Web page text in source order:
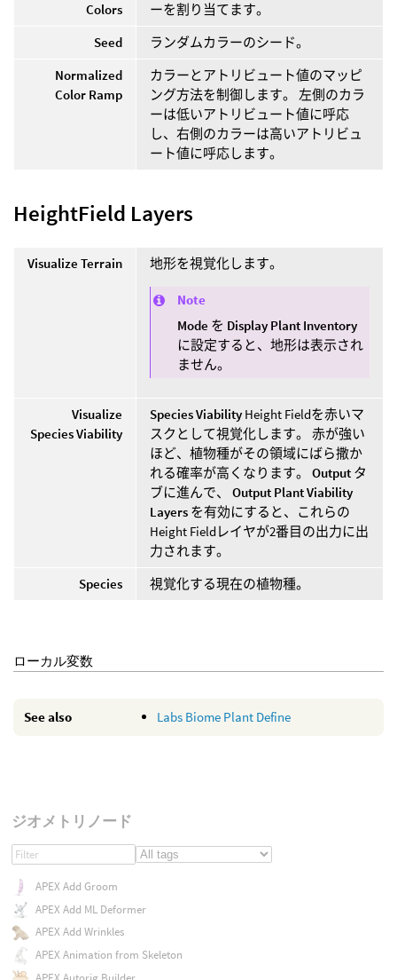
Colors
ーを割り当てます。
Seed
ランダムカラーのシード。
Normalized
Color Ramp
カラーとアトリビュート値のマッピ
ング方法を制御します。 左側のカラ
ーは低いアトリビュート値に呼応
し、右側のカラーは高いアトリビュ
ート値に呼応します。
HeightField Layers
Visualize Terrain 地形を視覚化します。
Note
Mode を Display Plant Inventory
に設定すると、地形は表示され
ません。
Visualize
Species Viability
Species Viability Height Fieldを赤いマ
スクとして視覚化します。 赤が強い
ほど、植物種がその領域にばら撒か
れる確率が高くなります。 Output タ
ブに進んで、 Output Plant Viability
Layers を有効にすると、これらの
Height Fieldレイヤが2番目の出力に出
力されます。
Species
視覚化する現在の植物種。
ローカル変数
See also Labs Biome Plant Define
ジオメトリノード
APEX Add Groom
APEX Add ML Deformer
APEX Add Wrinkles
APEX Animation from Skeleton